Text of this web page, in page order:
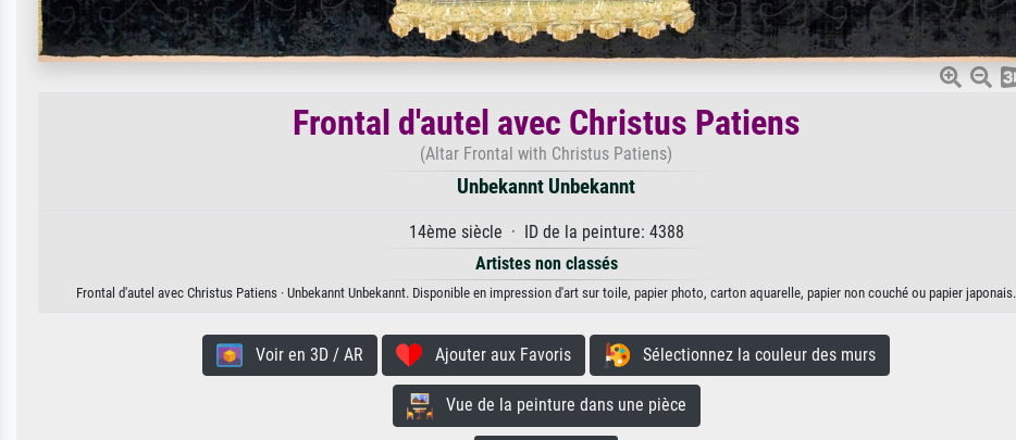
Frontal d'autel avec Christus Patiens
(Altar Frontal with Christus Patiens)
Unbekannt Unbekannt
14ème siècle · ID de la peinture: 4388
Artistes non classés
Frontal d'autel avec Christus Patiens · Unbekannt Unbekannt. Disponible en impression d'art sur toile, papier photo, carton aquarelle, papier non couché ou papier japonais.
Voir en 3D / AR Ajouter aux Favoris Sélectionnez la couleur des murs
Vue de la peinture dans une pièce